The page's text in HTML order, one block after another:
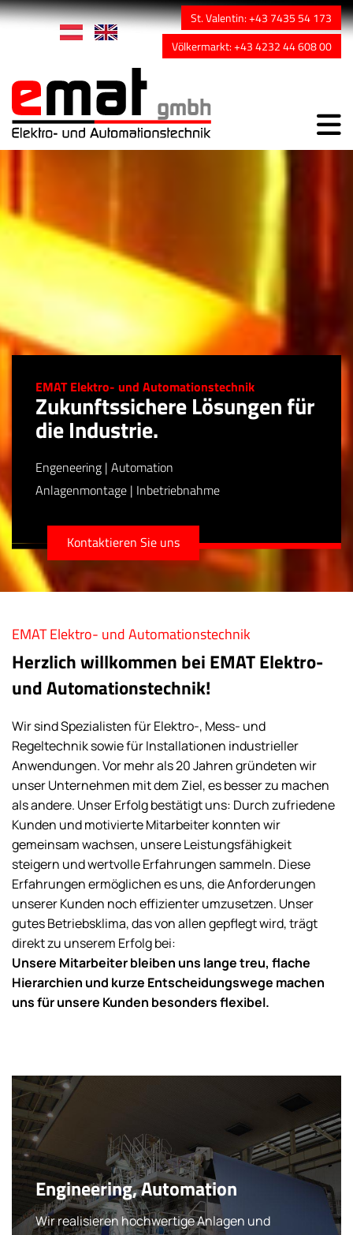
St. Valentin: +43 7435 54 173
Völkermarkt: +43 4232 44 608 00
EMAT Elektro- und Automationstechnik
Zukunftssichere Lösungen für
die Industrie.
Engeneering | Automation
Anlagenmontage | Inbetriebnahme
Kontaktieren Sie uns
EMAT Elektro- und Automationstechnik
Herzlich willkommen bei EMAT Elektro-
und Automationstechnik!
Wir sind Spezialisten für Elektro-, Mess- und
Regeltechnik sowie für Installationen industrieller
Anwendungen. Vor mehr als 20 Jahren gründeten wir
unser Unternehmen mit dem Ziel, es besser zu machen
als andere. Unser Erfolg bestätigt uns: Durch zufriedene
Kunden und motivierte Mitarbeiter konnten wir
gemeinsam wachsen, unsere Leistungsfähigkeit
steigern und wertvolle Erfahrungen sammeln. Diese
Erfahrungen ermöglichen es uns, die Anforderungen
unserer Kunden noch effizienter umzusetzen. Unser
gutes Betriebsklima, das von allen gepflegt wird, trägt
direkt zu unserem Erfolg bei:
Unsere Mitarbeiter bleiben uns lange treu, flache
Hierarchien und kurze Entscheidungswege machen
uns für unsere Kunden besonders flexibel.
Engineering, Automation
Wir realisieren hochwertige Anlagen und